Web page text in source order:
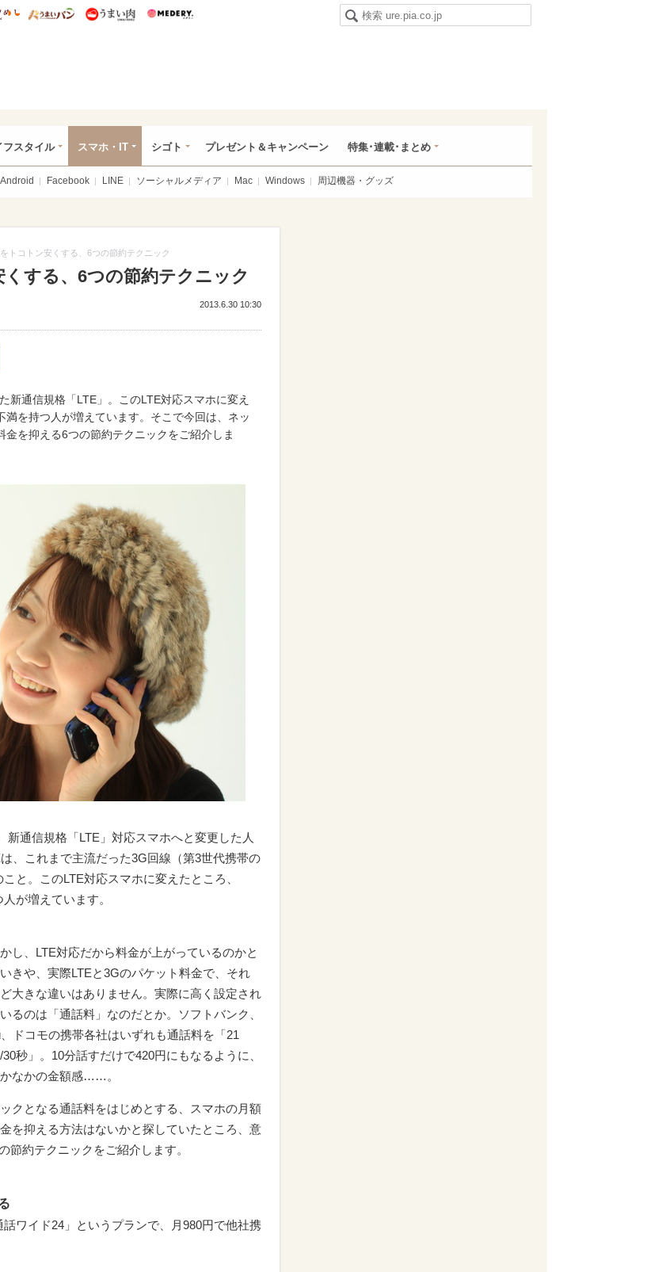
ズニー特集
うまいめし うまいパン うまい肉
フスタイル スマホ・IT シゴト プレゼント＆キャンペーン 特集･連載･まとめ
Android Facebook LINE ソーシャルメディア Mac Windows 周辺機器・グッズ
トコトン安くする、6つの節約テクニック
する、6つの節約テクニック
2013.6.30 10:30
新通信規格「LTE」。このLTE対応スマホに変え
を持つ人が増えています。そこで今回は、ネッ
を抑える6つの節約テクニックをご紹介しま
通信規格「LTE」対応スマホへと変更した人
、これまで主流だった3G回線（第3世代携帯の
と。このLTE対応スマホに変えたところ、
が増えています。
し、LTE対応だから料金が上がっているのかと
きや、実際LTEと3Gのパケット料金で、それ
大きな違いはありません。実際に高く設定され
るのは「通話料」なのだとか。ソフトバンク、
ドコモの携帯各社はいずれも通話料を「21
30秒」。10分話すだけで420円にもなるように、
なかの金額感……。
クとなる通話料をはじめとする、スマホの月額
を抑える方法はないかと探していたところ、意
節約テクニックをご紹介します。
ワイド24」というプランで、月980円で他社携